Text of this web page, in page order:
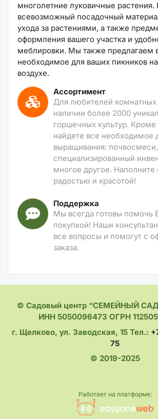
многолетние луковичные растения.
всевозможный посадочный
ухода за растениями, а также
оформления вашего участка и
меблировки. Мы также предлагаем
необходимое для ваших пикников
воздухе.
Ассортимент
Для любителей комнатных
наличии более 2000
горшечных культур. Кроме
найдете все необходимое
выращивания:
специализированный
многое другое. Наполните
радостью и красотой!
Поддержка
Мы всегда готовы помочь
покупкой! Наши
все вопросы и помогут с
заказа.
© Садовый центр “СЕМЕЙНЫЙ
ИНН 5050096473 ОГРН
г. Щелково, ул. Заводская, 15 Тел.:
75
© 2019-2025
Работает на платформе: